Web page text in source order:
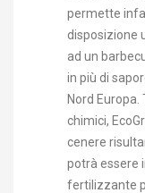
permette
disposizione
ad un
in più di
Nord
chimici,
cenere
potrà essere
fertilizzante